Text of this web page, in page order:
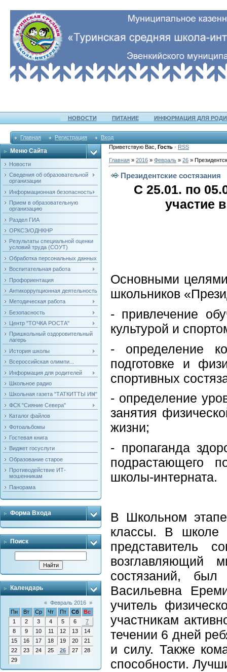
НОВОСТИ ПИТАНИЕ ИНФОРМАЦИЯ ДЛЯ
Главная Регистрация Вход
Меню Сайта
Новости
Сведения об образовательной
организации
Информационная безопасность
Прием в образовательную
организацию
Раздел ГИА
ОРКСЭ/ОДНКНР
Результаты специальной оценки
условий труда (СОУТ)
Обработка персональных данных
Воспитательная работа
Профориентация
Антикоррупционная деятельность
Методическая работа
Безопасность
Центр "ТОЧКА РОСТА"
Пришкольный оздоровительный
лагерь
История школы
Всероссийская олимпи...
Информация для родителей
Школьное радио
Школьная газета "ТАТКИТТЫ ИН"
ФСК "Сияние Севера"
Каталог файлов
Фотоальбомы
Гостевая книга
Виджет госуслуги
Образование старое
Противодействие ИТ-
мошенникам
Панорама
Форма Входа
Поиск
Календарь
« Февраль 2016 »
Пн
Вт Ср Чт Пт Сб
Вс
1
2 3 4 5 6
7
8
9 10 11 12 13
14
15
16 17 18 19 20
21
22
23 24 25 26 27
28
29
Приветствую Вас Гость · RSS
Главная » 2016 » Февраль » 26 »
Президентские состязания
С 25.01. по
участие
Основными целями
школьников
- привлечение
культурой и
- определение
подготовке и
спортивных
- определение
занятия
жизни;
- пропаганда
подрастающего
школы-интерната.
В Школьном
классы. В школе
представитель
возглавляющий
состязаний,
Васильевна
учитель
участникам
течении 6 дней
и силу. Также
способности.